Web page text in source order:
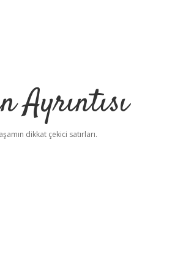
Ayrıntısı
dikkat çekici satırları.